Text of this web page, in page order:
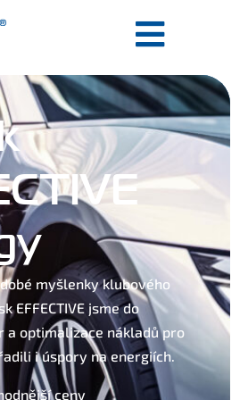
myšlenky klubového
EFFECTIVE jsme do
a optimalizace nákladů pro
i úspory na energiích.
ceny